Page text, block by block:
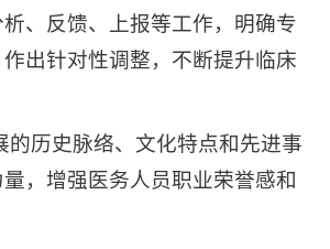
、反馈、上报等工作，明确专
出针对性调整，不断提升临床
历史脉络、文化特点和先进事
，增强医务人员职业荣誉感和